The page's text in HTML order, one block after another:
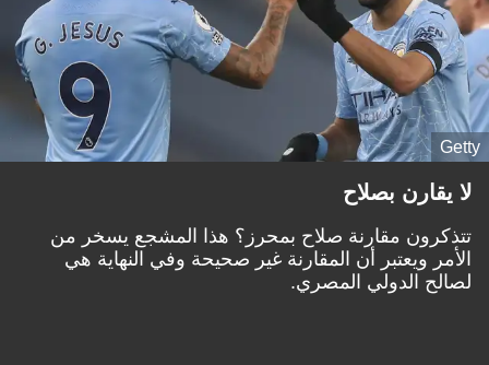
Getty
لا يقارن بصلاح
تتذكرون مقارنة صلاح بمحرز؟ هذا المشجع يسخر من
الأمر ويعتبر أن المقارنة غير صحيحة وفي النهاية هي
لصالح الدولي المصري.